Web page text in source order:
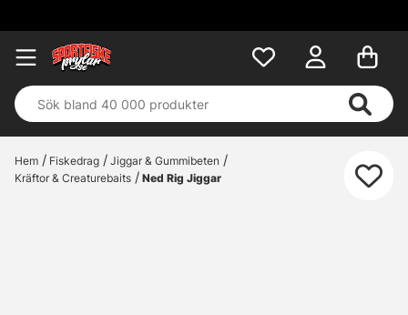
Hem Fiskedrag
Jiggar & Gummibeten
Kräftor & Creaturebaits
Ned Rig Jiggar